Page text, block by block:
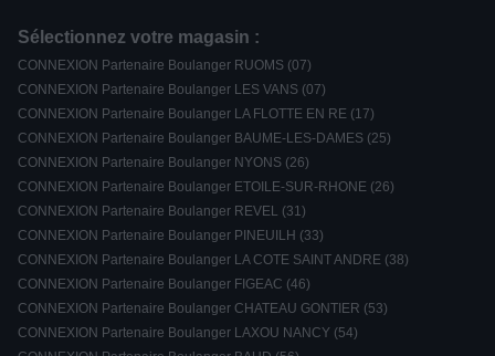
Sélectionnez votre magasin :
CONNEXION Partenaire Boulanger RUOMS (07)
CONNEXION Partenaire Boulanger LES VANS (07)
CONNEXION Partenaire Boulanger LA FLOTTE EN RE (17)
CONNEXION Partenaire Boulanger BAUME-LES-DAMES (25)
CONNEXION Partenaire Boulanger NYONS (26)
CONNEXION Partenaire Boulanger ETOILE-SUR-RHONE (26)
CONNEXION Partenaire Boulanger REVEL (31)
CONNEXION Partenaire Boulanger PINEUILH (33)
CONNEXION Partenaire Boulanger LA COTE SAINT ANDRE (38)
CONNEXION Partenaire Boulanger FIGEAC (46)
CONNEXION Partenaire Boulanger CHATEAU GONTIER (53)
CONNEXION Partenaire Boulanger LAXOU NANCY (54)